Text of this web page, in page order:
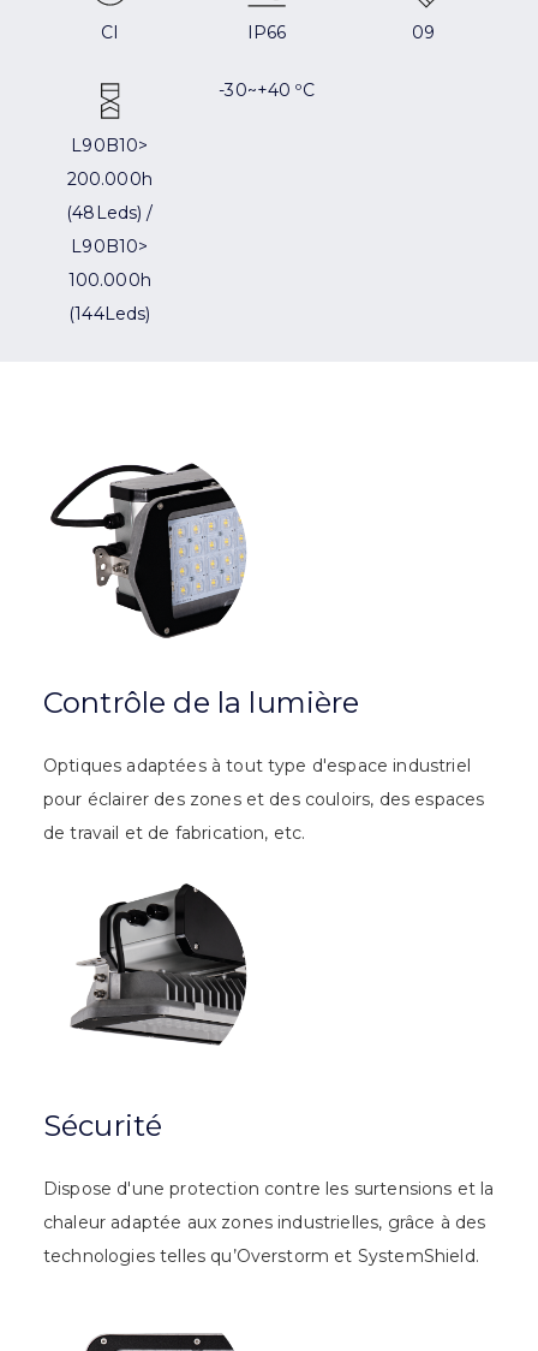
CI IP66 09
L90B10>
200.000h
(48Leds) /
L90B10>
100.000h
(144Leds)
-30~+40 ºC
Contrôle de la lumière
Optiques adaptées à tout type d'espace industriel
pour éclairer des zones et des couloirs, des espaces
de travail et de fabrication, etc.
Sécurité
Dispose d'une protection contre les surtensions et la
chaleur adaptée aux zones industrielles, grâce à des
technologies telles qu’Overstorm et SystemShield.